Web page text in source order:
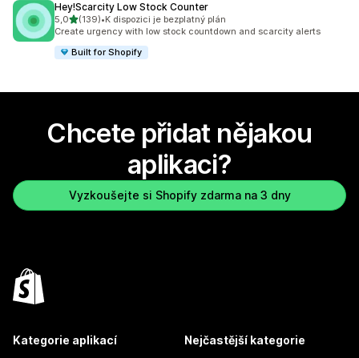
Hey!Scarcity Low Stock Counter
5,0z 5 hvězd
(139)
Celkový počet recenzí: 139
•K dispozici je bezplatný plán
Create urgency with low stock countdown and scarcity alerts
Built for Shopify
Chcete přidat nějakou
aplikaci?
Vyzkoušejte si Shopify zdarma na 3 dny
Kategorie aplikací Nejčastější kategorie